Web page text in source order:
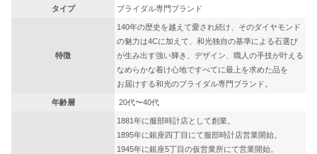
タイプ ブライダル専門ブランド
特徴
140年の歴史を越えて愛され続け、そのダイヤモンド
の魅力は4Cに加えて、和光独自の基準による石選び
が生み出す強い輝き、デザイン、職人の手技が叶える
なめらかな着け心地ですべてに最上を求めた品を
お届けする和光のブライダル専門ブランド。
年齢層 20代〜40代
1881年に服部時計店として創業。
1895年に銀座四丁目にて服部時計店営業開始。
1945年に銀座5丁目の仮営業所にて営業開始。